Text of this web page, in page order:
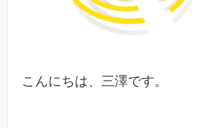
こんにちは、三澤です。